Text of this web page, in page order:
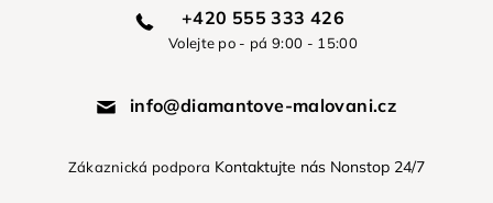
+420 555 333 426
Volejte po - pá 9:00 - 15:00
info@diamantove-malovani.cz
Zákaznická podpora Kontaktujte nás Nonstop 24/7